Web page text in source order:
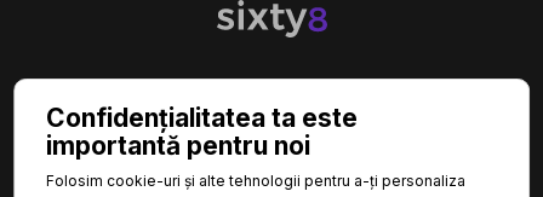
CATEGORII
INFORMAȚII
Confidențialitatea ta este
importantă pentru noi
Folosim cookie-uri și alte tehnologii pentru a-ți personaliza